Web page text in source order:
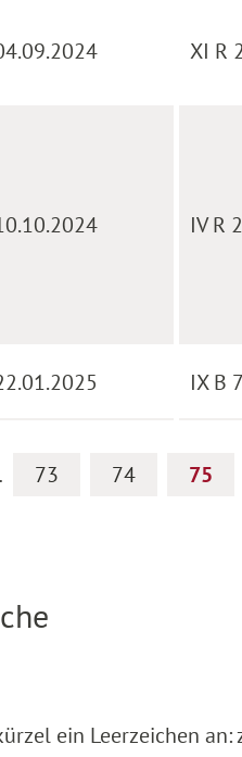
XI R
IV R
IX B
73 74 75
ein Leerzeichen an: